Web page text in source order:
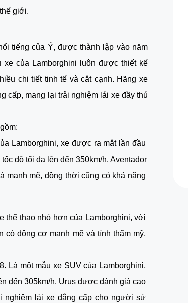
giới.
tiếng của Ý, được thành lập vào năm
xe của Lamborghini luôn được thiết kế
chi tiết tinh tế và cắt cạnh. Hãng xe
cấp, mang lại trải nghiệm lái xe đầy thú
Lamborghini, xe được ra mắt lần đầu
độ tối đa lên đến 350km/h. Aventador
mạnh mẽ, đồng thời cũng có khả năng
thể thao nhỏ hơn của Lamborghini, với
có động cơ mạnh mẽ và tính thẩm mỹ,
Là một mẫu xe SUV của Lamborghini,
đến 305km/h. Urus được đánh giá cao
nghiệm lái xe đẳng cấp cho người sử